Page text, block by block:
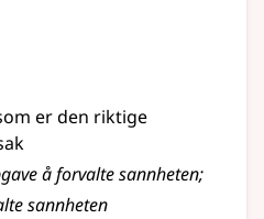
er den riktige
å forvalte sannheten;
sannheten